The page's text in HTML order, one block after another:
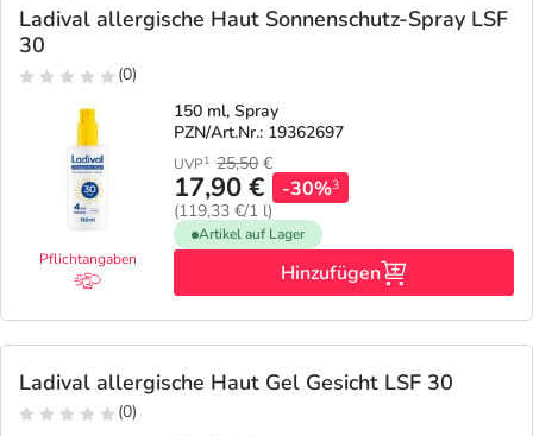
Ladival allergische Haut Sonnenschutz-Spray LSF
30
(0)
Pflichtangaben
150 ml, Spray
PZN/Art.Nr.: 19362697
UVP1 25,50 €
17,90 €
(119,33 €/1 l)
-30%3
Artikel auf Lager
Hinzufügen
Ladival allergische Haut Gel Gesicht LSF 30
(0)